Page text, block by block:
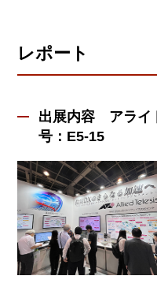
レポート
出展内容 アライ
号：E5-15